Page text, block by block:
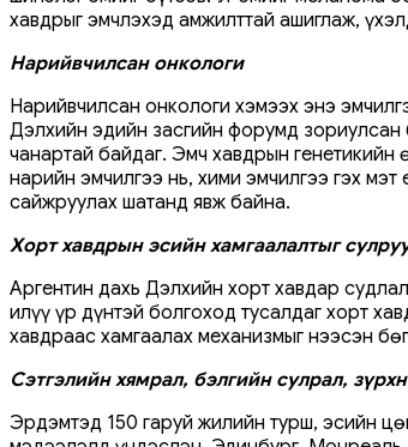
хавдрыг эмчлэхэд амжилттай ашиглаж,
Нарийвчилсан онкологи
Нарийвчилсан онкологи хэмээх энэ
Дэлхийн эдийн засгийн форумд
чанартай байдаг. Эмч хавдрын
нарийн эмчилгээ нь, хими эмчилгээ гэх
сайжруулах шатанд явж байна.
Хорт хавдрын эсийн хамгаалалтыг
Аргентин дахь Дэлхийн хорт хавдар
илүү үр дүнтэй болгоход тусалдаг хорт
хавдраас хамгаалах механизмыг нээсэн
Сэтгэлийн хямрал, бэлгийн сулрал,
Эрдэмтэд 150 гаруй жилийн турш, эсийн